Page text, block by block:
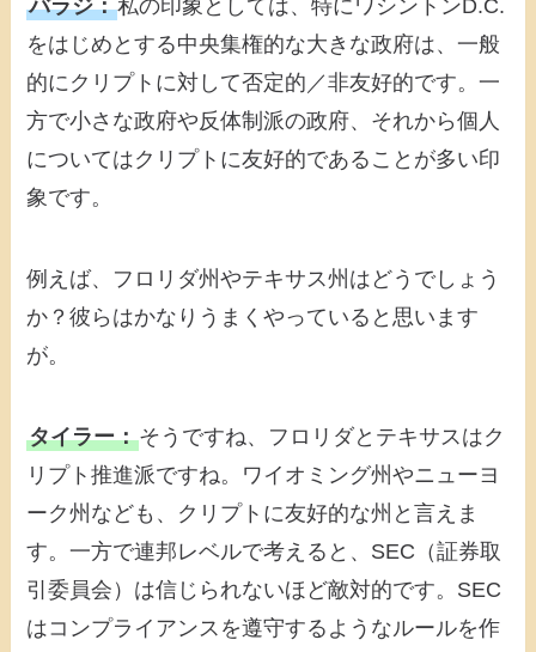
バラジ：私の印象としては、特にワシントンD.C.
をはじめとする中央集権的な大きな政府は、一般
的にクリプトに対して否定的／非友好的です。一
方で小さな政府や反体制派の政府、それから個人
についてはクリプトに友好的であることが多い印
象です。
例えば、フロリダ州やテキサス州はどうでしょう
か？彼らはかなりうまくやっていると思います
が。
タイラー：そうですね、フロリダとテキサスはク
リプト推進派ですね。ワイオミング州やニューヨ
ーク州なども、クリプトに友好的な州と言えま
す。一方で連邦レベルで考えると、SEC（証券取
引委員会）は信じられないほど敵対的です。SEC
はコンプライアンスを遵守するようなルールを作